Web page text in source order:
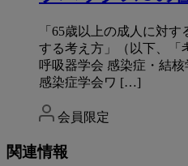
「65歳以上の成人に対
する考え方」（以下、「
呼吸器学会 感染症・結
感染症学会ワ […]
会員限定
関連情報